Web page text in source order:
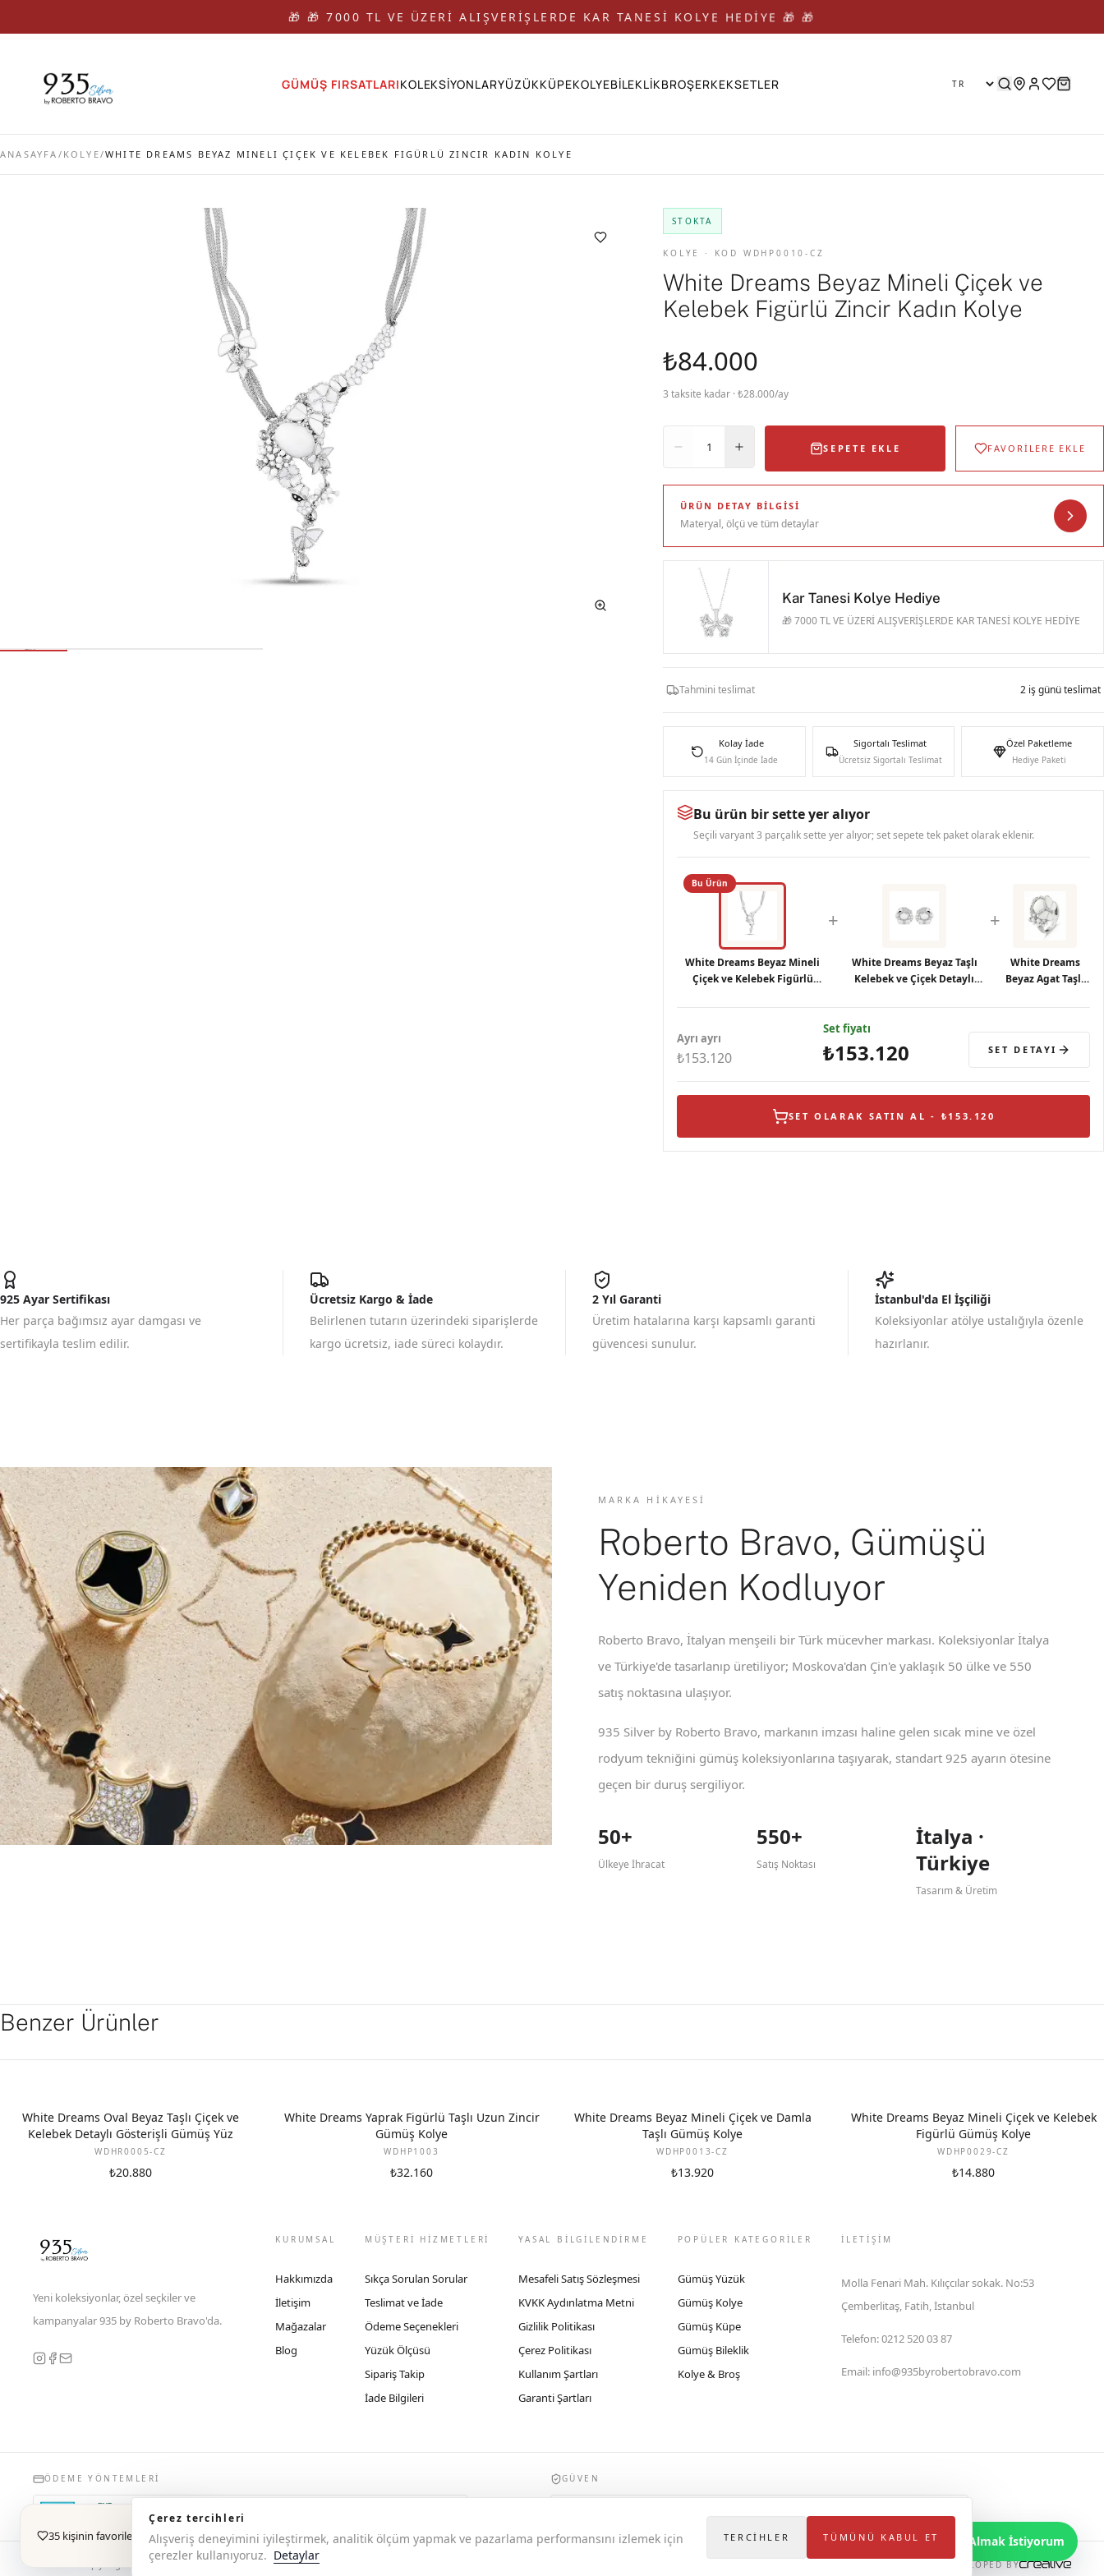
🎁 🎁 7000 TL VE ÜZERİ ALIŞVERİŞLERDE KAR TANESİ KOLYE HEDİYE 🎁 🎁
GÜMÜŞ FIRSATLARIKOLEKSİYONLARYÜZÜKKÜPEKOLYEBİLEKLİKBROŞERKEKSETLER
ANASAYFA / KOLYE/WHITE DREAMS BEYAZ MINELI ÇIÇEK VE KELEBEK FIGÜRLÜ ZINCIR KADIN KOLYE
STOKTA
KOLYE · KOD WDHP0010-CZ
White Dreams Beyaz Mineli Çiçek ve
Kelebek Figürlü Zincir Kadın Kolye
35 kişinin favorilerinde
₺84.000
3 taksite kadar · ₺28.000/ay
1 SEPETE EKLE FAVORİLERE EKLE
ÜRÜN DETAY BILGISI
Materyal, ölçü ve tüm detaylar
Kar Tanesi Kolye Hediye
🎁 7000 TL VE ÜZERİ ALIŞVERİŞLERDE KAR TANESİ KOLYE HEDİYE
Tahmini teslimat 2 iş günü teslimat
Kolay İade
14 Gün İçinde İade
Sigortalı Teslimat
Ücretsiz Sigortalı Teslimat
Özel Paketleme
Hediye Paketi
Bu ürün bir sette yer alıyor
Seçili varyant 3 parçalık sette yer alıyor; set sepete tek paket olarak eklenir.
Bu Ürün
White Dreams Beyaz Mineli
Çiçek ve Kelebek Figürlü
+
White Dreams Beyaz Taşlı
Kelebek ve Çiçek Detaylı
+
White Dreams
Beyaz Agat Taşlı
Ayrı ayrı
₺153.120
Set fiyatı
₺153.120 SET DETAYI
SET OLARAK SATIN AL - ₺153.120
925 Ayar Sertifikası
Her parça bağımsız ayar damgası ve
sertifikayla teslim edilir.
Ücretsiz Kargo & İade
Belirlenen tutarın üzerindeki siparişlerde
kargo ücretsiz, iade süreci kolaydır.
2 Yıl Garanti
Üretim hatalarına karşı kapsamlı garanti
güvencesi sunulur.
İstanbul'da El İşçiliği
Koleksiyonlar atölye ustalığıyla özenle
hazırlanır.
MARKA HIKAYESI
Roberto Bravo, Gümüşü
Yeniden Kodluyor
Roberto Bravo, İtalyan menşeili bir Türk mücevher markası. Koleksiyonlar İtalya
ve Türkiye'de tasarlanıp üretiliyor; Moskova'dan Çin'e yaklaşık 50 ülke ve 550
satış noktasına ulaşıyor.
935 Silver by Roberto Bravo, markanın imzası haline gelen sıcak mine ve özel
rodyum tekniğini gümüş koleksiyonlarına taşıyarak, standart 925 ayarın ötesine
geçen bir duruş sergiliyor.
50+
Ülkeye İhracat
550+
Satış Noktası
İtalya ·
Türkiye
Tasarım & Üretim
Benzer Ürünler
White Dreams Oval Beyaz Taşlı Çiçek ve
Kelebek Detaylı Gösterişli Gümüş Yüz
WDHR0005-CZ
₺20.880
White Dreams Yaprak Figürlü Taşlı Uzun Zincir
Gümüş Kolye
WDHP1003
₺32.160
White Dreams Beyaz Mineli Çiçek ve Damla
Taşlı Gümüş Kolye
WDHP0013-CZ
₺13.920
White Dreams Beyaz Mineli Çiçek ve Kelebek
Figürlü Gümüş Kolye
WDHP0029-CZ
₺14.880
Yeni koleksiyonlar, özel seçkiler ve
kampanyalar 935 by Roberto Bravo'da.
KURUMSAL
Hakkımızda
İletişim
Mağazalar
Blog
MÜŞTERİ HİZMETLERİ
Sıkça Sorulan Sorular
Teslimat ve İade
Ödeme Seçenekleri
Yüzük Ölçüsü
Sipariş Takip
İade Bilgileri
YASAL BİLGİLENDİRME
Mesafeli Satış Sözleşmesi
KVKK Aydınlatma Metni
Gizlilik Politikası
Çerez Politikası
Kullanım Şartları
Garanti Şartları
POPÜLER KATEGORİLER
Gümüş Yüzük
Gümüş Kolye
Gümüş Küpe
Gümüş Bileklik
Kolye & Broş
İLETIŞIM
Molla Fenari Mah. Kılıçcılar sokak. No:53
Çemberlitaş, Fatih, İstanbul
Telefon:0212 520 03 87
Email: info@935byrobertobravo.com
ÖDEME YÖNTEMLERI GÜVEN
© 2026 Copyright 935 by Roberto Bravo DEVELOPED BY
Bilgi Almak İstiyorum
Çerez tercihleri
Alışveriş deneyimini iyileştirmek, analitik ölçüm yapmak ve pazarlama performansını izlemek için
çerezler kullanıyoruz. Detaylar
TERCIHLER TÜMÜNÜ KABUL ET